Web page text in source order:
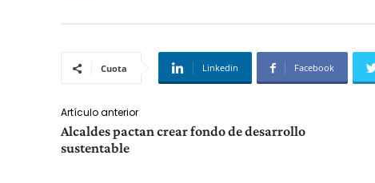
Cuota Linkedin Facebook
Artículo anterior
Alcaldes pactan crear fondo de desarrollo
sustentable